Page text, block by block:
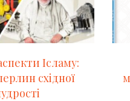
Ісламу:
східної